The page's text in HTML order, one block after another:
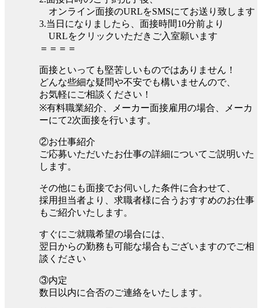
オンライン面接のURLをSMSにてお送り致します
3.当日になりましたら、面接時間10分前より
URLをクリックいただきご入室願います
＝＝＝＝
面接といっても堅苦しいものではありません！
どんな些細な疑問や不安でも構いませんので、
お気軽にご相談ください！
※有料職業紹介、メーカー面接雇用の場合、メーカ
ーにて2次面接を行います。
②お仕事紹介
ご応募いただいたお仕事の詳細についてご説明いた
します。
その他にも面接でお伺いした条件に合わせて、
採用担当者より、求職者様に合うおすすめのお仕事
もご紹介いたします。
すぐにご就職希望の場合には、
翌日からの勤務も可能な場合もございますのでご相
談ください
③内定
数日以内に合否のご連絡をいたします。